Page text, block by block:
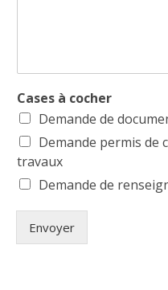
Cases à cocher
Demande de
Demande permis de
travaux
Demande de
Envoyer